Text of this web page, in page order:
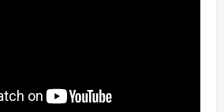
की रिपोर्ट पर भी मिलेगा